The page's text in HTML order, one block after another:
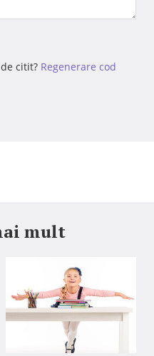
citit? Regenerare cod
mult